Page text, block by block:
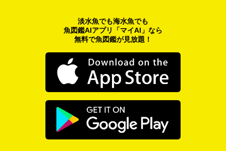
淡水魚でも海水魚でも
魚図鑑AIアプリ「マイAI」なら
無料で魚図鑑が見放題！